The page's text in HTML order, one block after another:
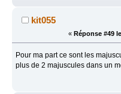
kit055
« Réponse #49
Pour ma part ce sont les
plus de 2 majuscules dans un